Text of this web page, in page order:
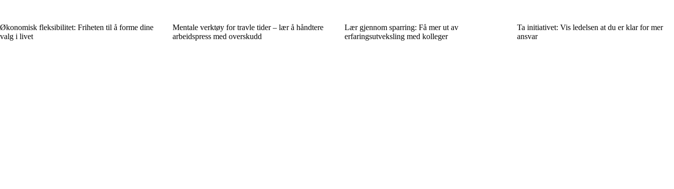
Økonomisk fleksibilitet: Friheten til å forme dine
valg i livet
Mentale verktøy for travle tider – lær å håndtere
arbeidspress med overskudd
Lær gjennom sparring: Få mer ut av
erfaringsutveksling med kolleger
Ta initiativet: Vis ledelsen at du er klar for mer
ansvar